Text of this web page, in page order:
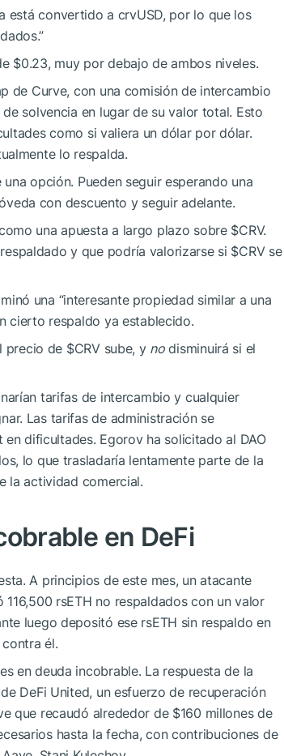
está convertido a crvUSD, por lo que los
$0.23, muy por debajo de ambos niveles.
de Curve, con una comisión de intercambio
solvencia en lugar de su valor total. Esto
como si valiera un dólar por dólar.
lo respalda.
opción. Pueden seguir esperando una
con descuento y seguir adelante.
una apuesta a largo plazo sobre $CRV.
y que podría valorizarse si $CRVse
una “interesante propiedad similar a una
cierto respaldo ya establecido.
precio de $CRVsube, y nodisminuirá si el
tarifas de intercambio y cualquier
Las tarifas de administración se
dificultades. Egorov ha solicitado al DAO
lo que trasladaría lentamente parte de la
la actividad comercial.
en DeFi
A principios de este mes, un atacante
rsETH no respaldados con un valor
luego depositó ese rsETH sin respaldo en
él.
en deuda incobrable. La respuesta de la
DeFi United, un esfuerzo de recuperación
que recaudó alrededor de $160 millones de
hasta la fecha, con contribuciones de